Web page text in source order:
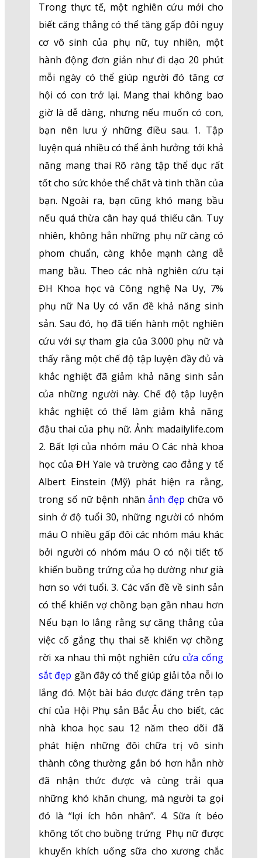
Trong thực tế, một nghiên cứu mới cho
biết căng thẳng có thể tăng gấp đôi nguy
cơ vô sinh của phụ nữ, tuy nhiên, một
hành động đơn giản như đi dạo 20 phút
mỗi ngày có thể giúp người đó tăng cơ
hội có con trở lại. Mang thai không bao
giờ là dễ dàng, nhưng nếu muốn có con,
bạn nên lưu ý những điều sau. 1. Tập
luyện quá nhiều có thể ảnh hưởng tới khả
năng mang thai Rõ ràng tập thể dục rất
tốt cho sức khỏe thể chất và tinh thần của
bạn. Ngoài ra, bạn cũng khó mang bầu
nếu quá thừa cân hay quá thiếu cân. Tuy
nhiên, không hẳn những phụ nữ càng có
phom chuẩn, càng khỏe mạnh càng dễ
mang bầu. Theo các nhà nghiên cứu tại
ĐH Khoa học và Công nghệ Na Uy, 7%
phụ nữ Na Uy có vấn đề khả năng sinh
sản. Sau đó, họ đã tiến hành một nghiên
cứu với sự tham gia của 3.000 phụ nữ và
thấy rằng một chế độ tập luyện đầy đủ và
khắc nghiệt đã giảm khả năng sinh sản
của những người này. Chế độ tập luyện
khắc nghiệt có thể làm giảm khả năng
đậu thai của phụ nữ. Ảnh: madailylife.com
2. Bất lợi của nhóm máu O Các nhà khoa
học của ĐH Yale và trường cao đẳng y tế
Albert Einstein (Mỹ) phát hiện ra rằng,
trong số nữ bệnh nhân ảnh đẹp chữa vô
sinh ở độ tuổi 30, những người có nhóm
máu O nhiều gấp đôi các nhóm máu khác
bởi người có nhóm máu O có nội tiết tố
khiến buồng trứng của họ dường như già
hơn so với tuổi. 3. Các vấn đề về sinh sản
có thể khiến vợ chồng bạn gần nhau hơn
Nếu bạn lo lắng rằng sự căng thẳng của
việc cố gắng thụ thai sẽ khiến vợ chồng
rời xa nhau thì một nghiên cứucửa cổng
sắt đẹp gần đây có thể giúp giải tỏa nỗi lo
lắng đó. Một bài báo được đăng trên tạp
chí của Hội Phụ sản Bắc Âu cho biết, các
nhà khoa học sau 12 năm theo dõi đã
phát hiện những đôi chữa trị vô sinh
thành công thường gắn bó hơn hẳn nhờ
đã nhận thức được và cùng trải qua
những khó khăn chung, mà người ta gọi
đó là “lợi ích hôn nhân”. 4. Sữa ít béo
không tốt cho buồng trứng Phụ nữ được
khuyến khích uống sữa cho xương chắc